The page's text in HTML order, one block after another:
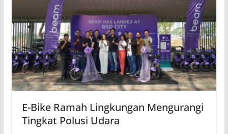
E-Bike Ramah Lingkungan Mengurangi
Tingkat Polusi Udara